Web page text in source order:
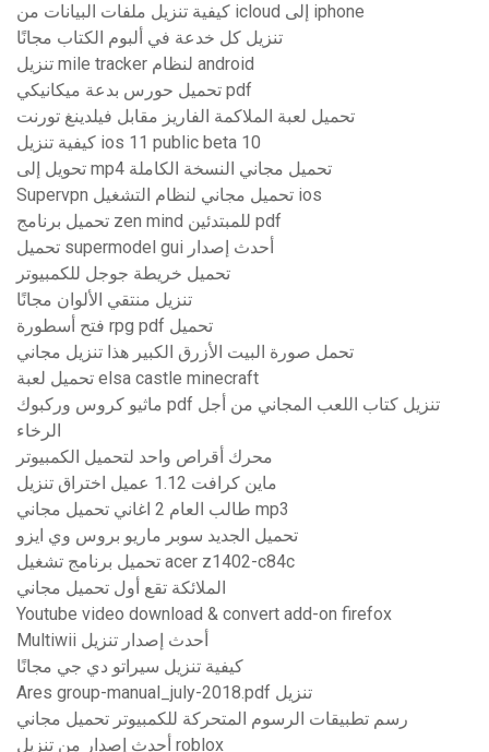
كيفية تنزيل ملفات البيانات من icloud إلى iphone
تنزيل كل خدعة في ألبوم الكتاب مجانًا
تنزيل mile tracker لنظام android
تحميل حورس بدعة ميكانيكي pdf
تحميل لعبة الملاكمة الفاريز مقابل فيلدينغ تورنت
كيفية تنزيل ios 11 public beta 10
تحويل إلى mp4 تحميل مجاني النسخة الكاملة
Supervpn تحميل مجاني لنظام التشغيل ios
تحميل برنامج zen mind للمبتدئين pdf
تحميل supermodel gui أحدث إصدار
تحميل خريطة جوجل للكمبيوتر
تنزيل منتقي الألوان مجانًا
فتح أسطورة rpg pdf تحميل
تحمل صورة البيت الأزرق الكبير هذا تنزيل مجاني
تحميل لعبة elsa castle minecraft
ماثيو كروس وركبوك pdf تنزيل كتاب اللعب المجاني من أجل
الرخاء
محرك أقراص واحد لتحميل الكمبيوتر
ماين كرافت 1.12 عميل اختراق تنزيل
طالب العام 2 اغاني تحميل مجاني mp3
تحميل الجديد سوبر ماريو بروس وي ايزو
تحميل برنامج تشغيل acer z1402-c84c
الملائكة تقع أول تحميل مجاني
Youtube video download & convert add-on firefox
Multiwii أحدث إصدار تنزيل
كيفية تنزيل سيراتو دي جي مجانًا
Ares group-manual_july-2018.pdf تنزيل
رسم تطبيقات الرسوم المتحركة للكمبيوتر تحميل مجاني
أحدث إصدار من تنزيل roblox